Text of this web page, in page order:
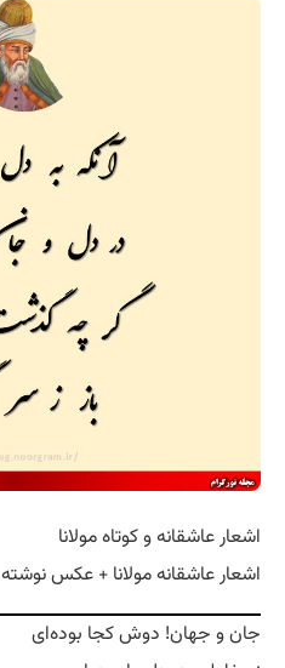
اشعار عاشقانه و کوتاه مولانا
اشعار عاشقانه مولانا + عکس نوشته
جان و جهان! دوش کجا بوده‌ای